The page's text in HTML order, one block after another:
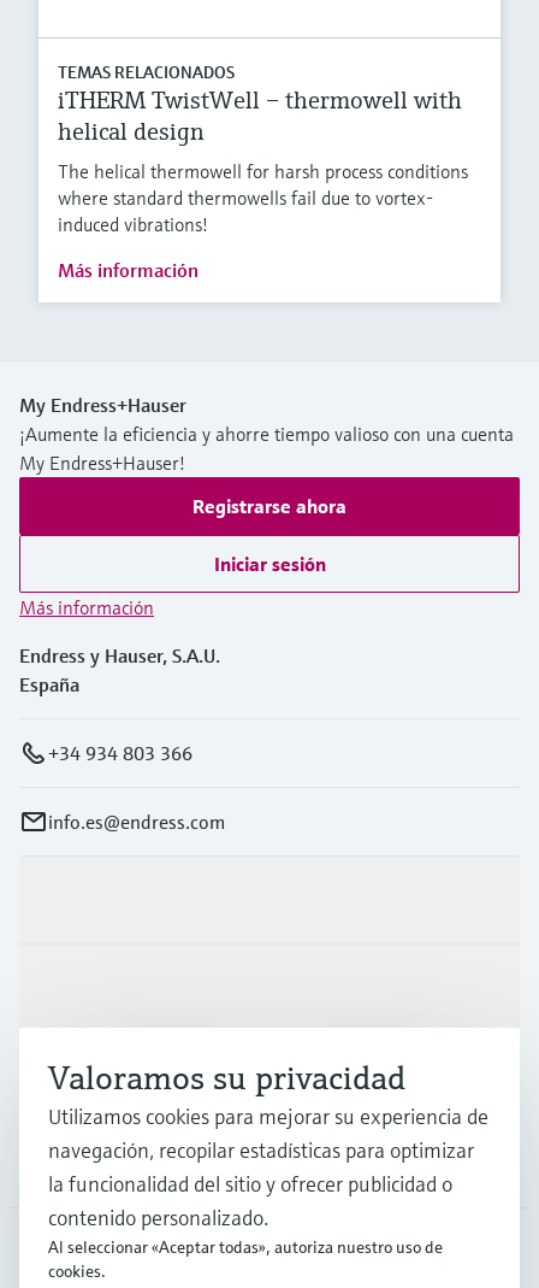
TEMAS RELACIONADOS
iTHERM TwistWell – thermowell with
helical design
The helical thermowell for harsh process conditions
where standard thermowells fail due to vortex-
induced vibrations!
Más información
My Endress+Hauser
¡Aumente la eficiencia y ahorre tiempo valioso con una cuenta
My Endress+Hauser!
Registrarse ahora
Iniciar sesión
Más información
Endress y Hauser, S.A.U.
España
+34 934 803 366
info.es@endress.com
Soporte
Compañía
ESP
Valoramos su privacidad
Utilizamos cookies para mejorar su experiencia de
navegación, recopilar estadísticas para optimizar
la funcionalidad del sitio y ofrecer publicidad o
contenido personalizado.
Al seleccionar «Aceptar todas», autoriza nuestro uso de
cookies.